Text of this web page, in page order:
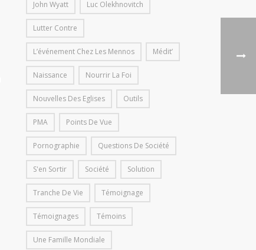
John Wyatt Luc Olekhnovitch
Lutter Contre
L’événement Chez Les Mennos Médit’
Naissance Nourrir La Foi
Nouvelles Des Eglises Outils
PMA Points De Vue
Pornographie Questions De Société
S'en Sortir Société Solution
Tranche De Vie Témoignage
Témoignages Témoins
Une Famille Mondiale